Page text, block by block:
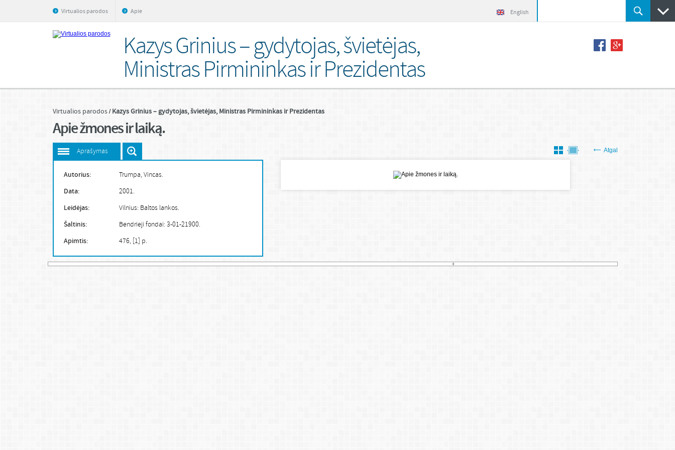
English
Virtualios parodos Apie
Kazys Grinius – gydytojas, švietėjas,
Ministras Pirmininkas ir Prezidentas
Virtualios parodos Kazys Grinius – gydytojas, švietėjas, Ministras Pirmininkas ir Prezidentas
Apie žmones ir laiką.
Aprašymas Atgal
Autorius: Trumpa, Vincas.
Data: 2001.
Leidėjas: Vilnius: Baltos lankos.
Šaltinis: Bendrieji fondai: 3-01-21900.
Apimtis: 476, [1] p.